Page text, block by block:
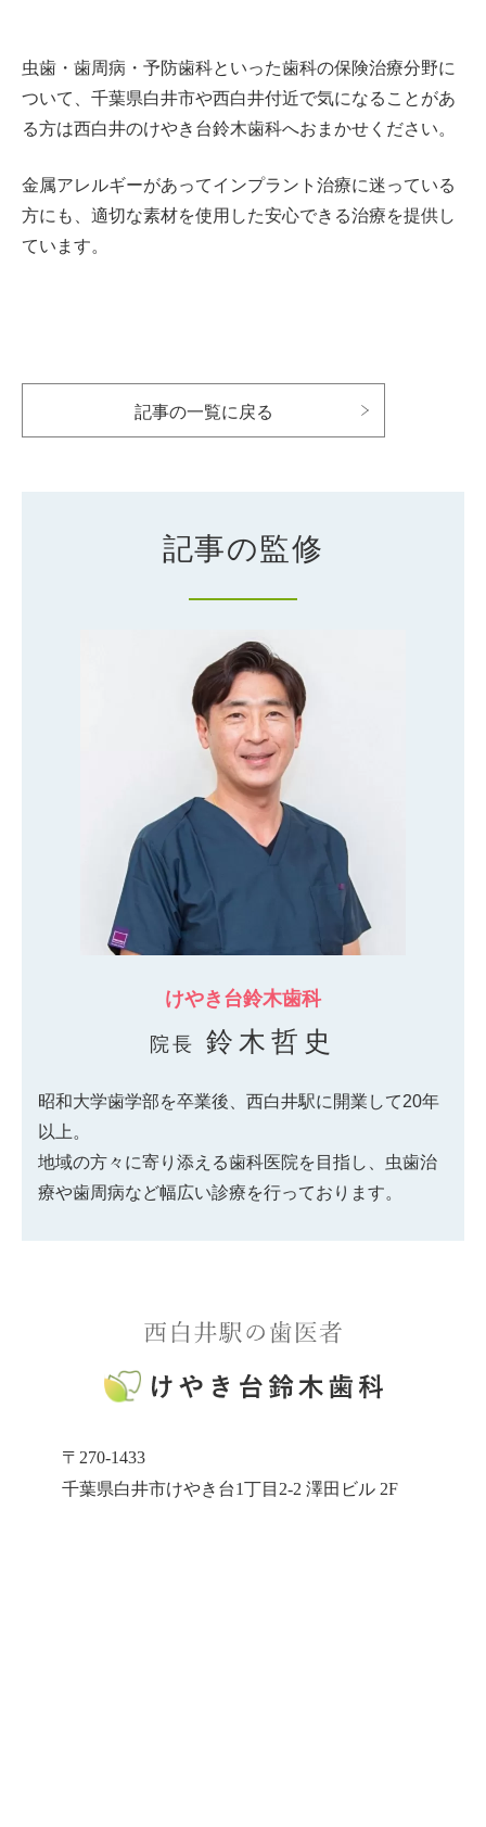
虫歯・歯周病・予防歯科といった歯科の保険治療分野に
ついて、千葉県白井市や西白井付近で気になることがあ
る方は西白井のけやき台鈴木歯科へおまかせください。
金属アレルギーがあってインプラント治療に迷っている
方にも、適切な素材を使用した安心できる治療を提供し
ています。
記事の一覧に戻る
記事の監修
けやき台鈴木歯科
院長 鈴木哲史
昭和大学歯学部を卒業後、西白井駅に開業して20年
以上。
地域の方々に寄り添える歯科医院を目指し、虫歯治
療や歯周病など幅広い診療を行っております。
〒270-1433
千葉県白井市けやき台1丁目2-2 澤田ビル 2F